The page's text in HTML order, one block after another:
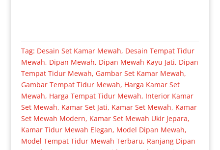
Tag: Desain Set Kamar Mewah, Desain Tempat Tidur
Mewah, Dipan Mewah, Dipan Mewah Kayu Jati, Dipan
Tempat Tidur Mewah, Gambar Set Kamar Mewah,
Gambar Tempat Tidur Mewah, Harga Kamar Set
Mewah, Harga Tempat Tidur Mewah, Interior Kamar
Set Mewah, Kamar Set Jati, Kamar Set Mewah, Kamar
Set Mewah Modern, Kamar Set Mewah Ukir Jepara,
Kamar Tidur Mewah Elegan, Model Dipan Mewah,
Model Tempat Tidur Mewah Terbaru, Ranjang Dipan